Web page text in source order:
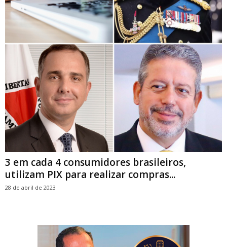
3 em cada 4 consumidores brasileiros,
utilizam PIX para realizar compras...
28 de abril de 2023